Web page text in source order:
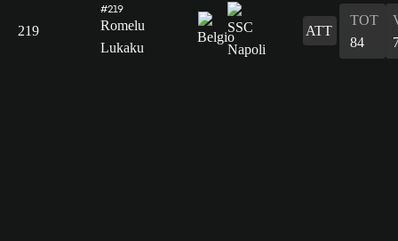
219
#219
Romelu
Lukaku
ATT
TOT
84